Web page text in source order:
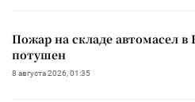
Пожар на складе автомасел
потушен
8 августа 2026, 01:35